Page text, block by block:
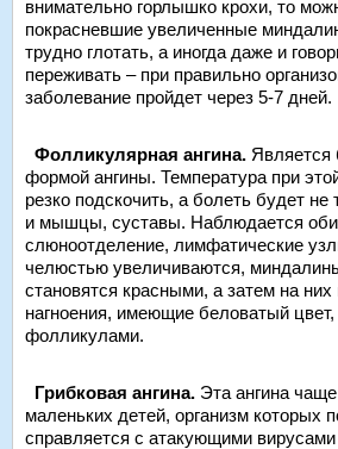
внимательно горлышко крохи, то
покрасневшие увеличенные
трудно глотать, а иногда даже и
переживать – при правильно
заболевание пройдет через 5-7 дней.
Фолликулярная ангина. Является
формой ангины. Температура при
резко подскочить, а болеть будет не
и мышцы, суставы. Наблюдается
слюноотделение, лимфатические
челюстью увеличиваются,
становятся красными, а затем на
нагноения, имеющие беловатый
фолликулами.
Грибковая ангина. Эта ангина
маленьких детей, организм которых
справляется с атакующими вирусами